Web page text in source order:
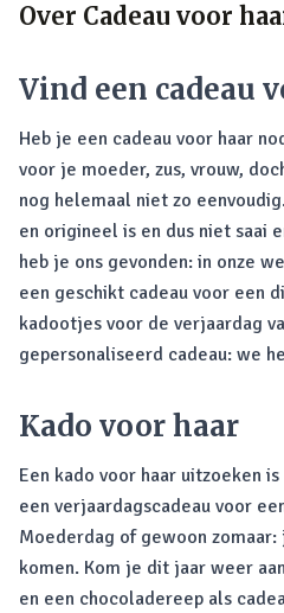
Over Cadeau voor
Vind een cadeau
Heb je een cadeau voor haar
voor je moeder, zus, vrouw,
nog helemaal niet zo
en origineel is en dus niet saai
heb je ons gevonden: in onze
een geschikt cadeau voor een
kadootjes voor de verjaardag
gepersonaliseerd cadeau: we
Kado voor haar
Een kado voor haar uitzoeken
een verjaardagscadeau voor
Moederdag of gewoon
komen. Kom je dit jaar weer
en een chocoladereep als